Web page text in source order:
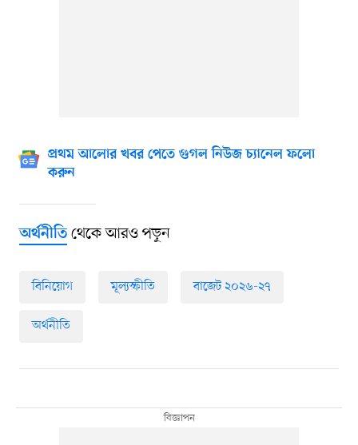
প্রথম আলোর খবর পেতে গুগল নিউজ চ্যানেল ফলো
করুন
অর্থনীতিথেকে আরও পড়ুন
বিনিয়োগ মূল্যস্ফীতি বাজেট ২০২৬-২৭
অর্থনীতি